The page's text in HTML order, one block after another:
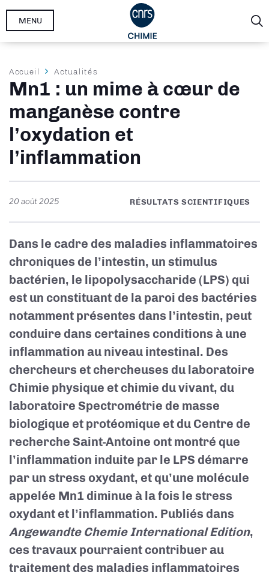
Aller
MENU
Fil
d'Ariane
Accueil Actualités
Mn1 : un mime à cœur de
manganèse contre
l’oxydation et
l’inflammation
20 août 2025 RÉSULTATS SCIENTIFIQUES
Dans le cadre des maladies inflammatoires
chroniques de l’intestin, un stimulus
bactérien, le lipopolysaccharide (LPS) qui
est un constituant de la paroi des bactéries
notamment présentes dans l’intestin, peut
conduire dans certaines conditions à une
inflammation au niveau intestinal. Des
chercheurs et chercheuses du laboratoire
Chimie physique et chimie du vivant, du
laboratoire Spectrométrie de masse
biologique et protéomique et du Centre de
recherche Saint-Antoine ont montré que
l’inflammation induite par le LPS démarre
par un stress oxydant, et qu’une molécule
appelée Mn1 diminue à la fois le stress
oxydant et l’inflammation. Publiés dans
Angewandte Chemie International Edition,
ces travaux pourraient contribuer au
traitement des maladies inflammatoires